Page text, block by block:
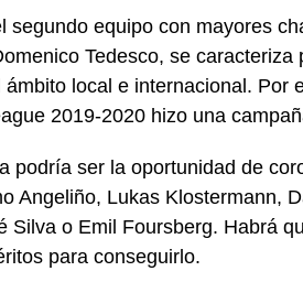
segundo equipo con mayores
Tedesco, se
ámbito local e internacional. Por
2019-2020 hizo una
podría ser la oportunidad de
Angeliño, Lukas Klostermann,
Silva o Emil Foursberg. Habrá
para conseguirlo.